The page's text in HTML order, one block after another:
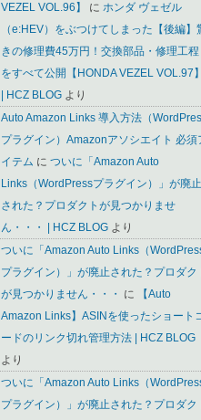
VEZEL VOL.96】
に ホンダ ヴェゼル
（e:HEV）をぶつけてしまった【後編】
きの修理費45万円！交換部品・修理工程
をすべて公開【HONDA VEZEL VOL.97】
| HCZ BLOG より
Auto Amazon Links 導入方法（
プラグイン）Amazonアソシエイト 必須
イテム に ついに「Amazon Auto
Links（WordPressプラグイン）」が廃止
された？プロダクトが見つかりませ
ん・・・ | HCZ BLOG より
ついに「Amazon Auto Links（
プラグイン）」が廃止された？プロダク
が見つかりません・・・
に
【Auto
Amazon Links】ASINを使ったショート
ードのリンク切れ管理方法 | HCZ BLOG
より
ついに「Amazon Auto Links（
プラグイン）」が廃止された？プロダク